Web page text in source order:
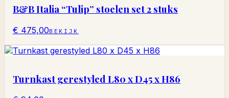
B&B Italia “Tulip” stoelen set 2 stuks
€ 475,00BEKIJK
Turnkast gerestyled L80 x D45 x H86